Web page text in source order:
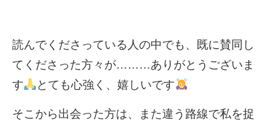
読んでくださっている人の中でも、既に賛同し
てくださった方々が………ありがとうございま
す
とても心強く、嬉しいです
そこから出会った方は、また違う路線で私を捉